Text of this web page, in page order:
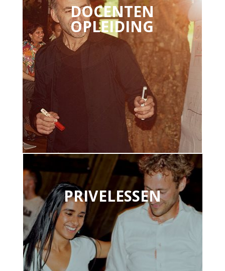
DOCENTEN
OPLEIDING
PRIVELESSEN